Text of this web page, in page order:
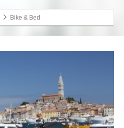
Bike & Bed